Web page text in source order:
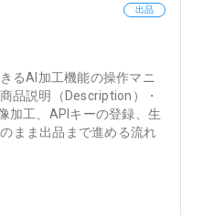
出品
るAI加工機能の操作マニ
品説明（Description）・
加工、APIキーの登録、生
まま出品まで進める流れ